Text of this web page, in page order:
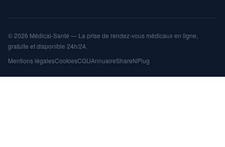
© 2026 Médical-Santé — La prise de rendez-vous médicaux en ligne,
gratuite et disponible 24h/24.
Mentions légalesCookiesCGUAnnuaireShareNPlug